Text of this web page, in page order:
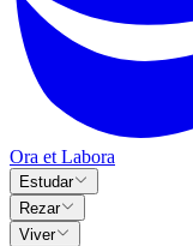
Ora et Labora
Estudar
Rezar
Viver